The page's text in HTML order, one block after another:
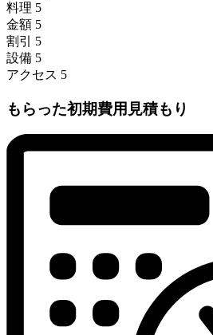
料理 5
金額 5
割引
5
設備 5
アクセス 5
もらった初期費用見積もり